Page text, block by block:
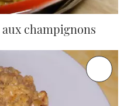
champignons